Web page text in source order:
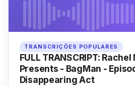
TRANSCRIÇÕES POPULARES
FULL TRANSCRIPT:
Presents - BagMan -
Disappearing Act